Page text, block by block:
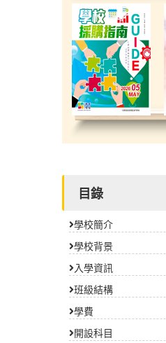
目錄
學校簡介
學校背景
入學資訊
班級結構
學費
開設科目